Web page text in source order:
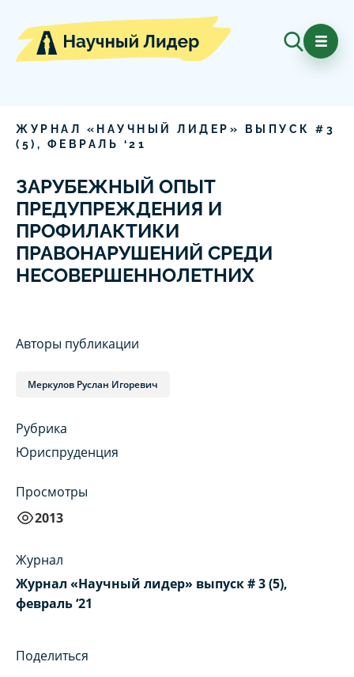
ЖУРНАЛ «НАУЧНЫЙ ЛИДЕР» ВЫПУСК # 3
( 5), ФЕВРАЛЬ ‘21
ЗАРУБЕЖНЫЙ ОПЫТ
ПРЕДУПРЕЖДЕНИЯ И
ПРОФИЛАКТИКИ
ПРАВОНАРУШЕНИЙ СРЕДИ
НЕСОВЕРШЕННОЛЕТНИХ
Авторы публикации
Меркулов Руслан Игоревич
Рубрика
Юриспруденция
Просмотры
2013
Журнал
Журнал «Научный лидер» выпуск # 3 (5),
февраль ‘21
Поделиться